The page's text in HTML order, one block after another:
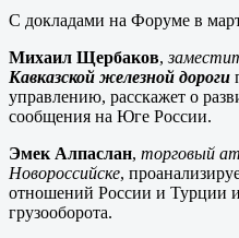
С докладами на Форуме в
Михаил Щербаков,
Кавказской железной дороги
управлению, расскажет о
сообщения на Юге России.
Эмек Алпаслан, торговый
Новороссийске,
отношений России и Турции
грузооборота.